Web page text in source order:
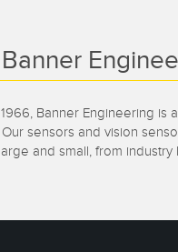
Banner Engineering
sensors and vision
and small, from